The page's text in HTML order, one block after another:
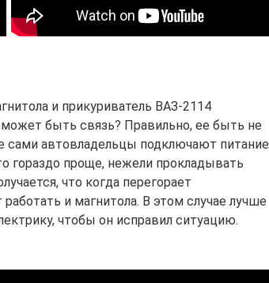
и прикуриватель ВАЗ-2114
быть связь? Правильно, ее быть не
сами автовладельцы подключают питание
гораздо проще, нежели прокладывать
что когда перегорает
и магнитола. В этом случае лучше
чтобы он исправил ситуацию.